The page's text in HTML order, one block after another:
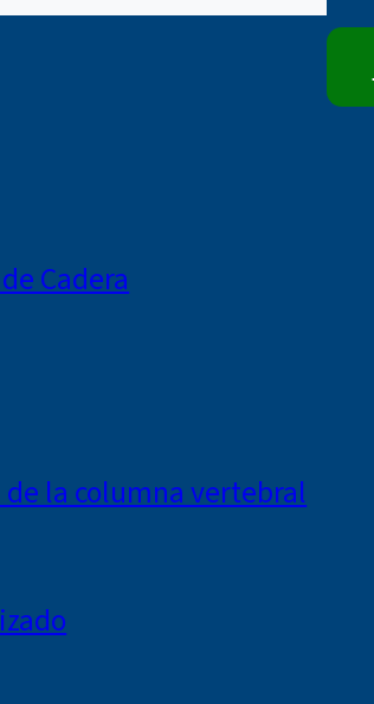
Cadera
la columna vertebral